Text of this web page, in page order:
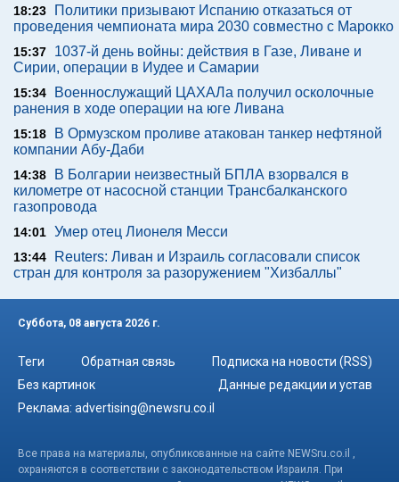
18:23
Политики призывают Испанию отказаться от
проведения чемпионата мира 2030 совместно с Марокко
15:37
1037-й день войны: действия в Газе, Ливане и
Сирии, операции в Иудее и Самарии
15:34
Военнослужащий ЦАХАЛа получил осколочные
ранения в ходе операции на юге Ливана
15:18
В Ормузском проливе атакован танкер нефтяной
компании Абу-Даби
14:38
В Болгарии неизвестный БПЛА взорвался в
километре от насосной станции Трансбалканского
газопровода
14:01 Умер отец Лионеля Месси
13:44
Reuters: Ливан и Израиль согласовали список
стран для контроля за разоружением "Хизбаллы"
Суббота, 08 августа 2026 г.
Теги Обратная связь
Подписка на новости (RSS)
Без картинок
Данные редакции и устав
Реклама: advertising@newsru.co.il
Все права на материалы, опубликованные на сайте NEWSru.co.il ,
охраняются в соответствии с законодательством Израиля. При